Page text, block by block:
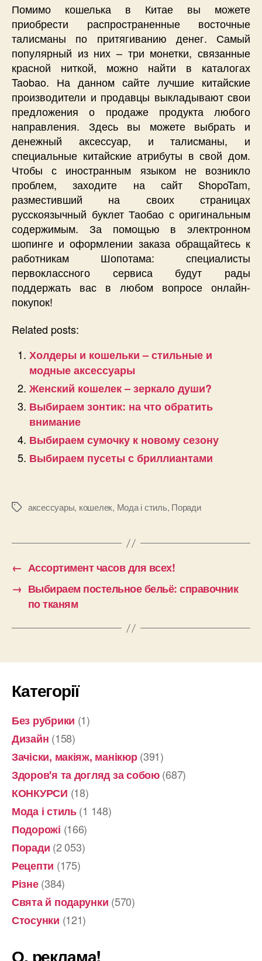
Помимо кошелька в Китае вы можете
приобрести распространенные восточные
талисманы по притягиванию денег. Самый
популярный из них – три монетки, связанные
красной ниткой, можно найти в каталогах
Taobao. На данном сайте лучшие китайские
производители и продавцы выкладывают свои
предложения о продаже продукта любого
направления. Здесь вы можете выбрать и
денежный аксессуар, и талисманы, и
специальные китайские атрибуты в свой дом.
Чтобы с иностранным языком не возникло
проблем, заходите на сайт ShopoTam,
разместивший на своих страницах
русскоязычный буклет Таобао с оригинальным
содержимым. За помощью в электронном
шопинге и оформлении заказа обращайтесь к
работникам Шопотама: специалисты
первоклассного сервиса будут рады
поддержать вас в любом вопросе онлайн-
покупок!
Related posts:
Холдеры и кошельки – стильные и
модные аксессуары
Женский кошелек – зеркало души?
Выбираем зонтик: на что обратить
внимание
Выбираем сумочку к новому сезону
Выбираем пусеты с бриллиантами
Позначки
аксессуары, кошелек, Мода і стиль, Поради
← Ассортимент часов для всех!
→ Выбираем постельное бельё: справочник
по тканям
Категорії
Без рубрики (1)
Дизайн (158)
Зачіски, макіяж, манікюр(391)
Здоров'я та догляд за собою(687)
КОНКУРСИ (18)
Мода і стиль(1 148)
Подорожі (166)
Поради (2 053)
Рецепти (175)
Різне(384)
Свята й подарунки (570)
Стосунки (121)
О, реклама!